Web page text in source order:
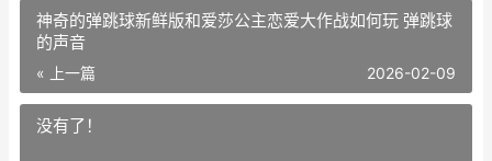
神奇的弹跳球新鲜版和爱莎公主恋爱大作战如何玩 弹跳球
的声音
« 上一篇 2026-02-09
没有了！